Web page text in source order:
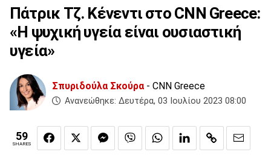
Πάτρικ Τζ. Κένεντι στο CNN Greece:
«Η ψυχική υγεία είναι ουσιαστική
υγεία»
Σπυριδούλα Σκούρα- CNN Greece
Ανανεώθηκε: Δευτέρα, 03 Ιουλίου 2023 08:00
59
SHARES